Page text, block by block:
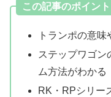
この記事のポイント
トランポの意
ステップワゴン
ム方法がわかる
RK・RPシリー